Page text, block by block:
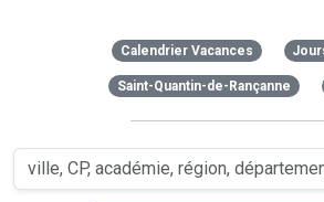
Calendrier Vacances
Saint-Quantin-de-Rançanne